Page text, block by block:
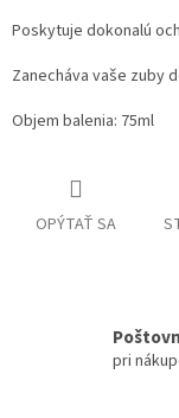
Poskytuje dokonalú
Zanecháva vaše zuby
Objem balenia: 75ml
OPÝTAŤ SA
pri